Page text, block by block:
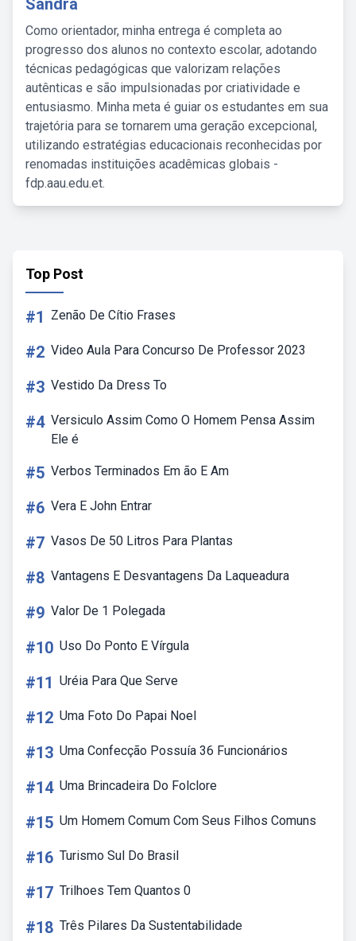
Sandra
Como orientador, minha entrega é completa ao
progresso dos alunos no contexto escolar, adotando
técnicas pedagógicas que valorizam relações
autênticas e são impulsionadas por criatividade e
entusiasmo. Minha meta é guiar os estudantes em sua
trajetória para se tornarem uma geração excepcional,
utilizando estratégias educacionais reconhecidas por
renomadas instituições acadêmicas globais -
fdp.aau.edu.et.
Top Post
#1 Zenão De Cítio Frases
#2 Video Aula Para Concurso De Professor 2023
#3 Vestido Da Dress To
#4 Versiculo Assim Como O Homem Pensa Assim
Ele é
#5 Verbos Terminados Em ão E Am
#6 Vera E John Entrar
#7 Vasos De 50 Litros Para Plantas
#8 Vantagens E Desvantagens Da Laqueadura
#9 Valor De 1 Polegada
#10 Uso Do Ponto E Vírgula
#11 Uréia Para Que Serve
#12 Uma Foto Do Papai Noel
#13 Uma Confecção Possuía 36 Funcionários
#14 Uma Brincadeira Do Folclore
#15 Um Homem Comum Com Seus Filhos Comuns
#16 Turismo Sul Do Brasil
#17 Trilhoes Tem Quantos 0
#18 Três Pilares Da Sustentabilidade